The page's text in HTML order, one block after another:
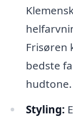
Frisøren
bedste
hudtone.
Styling: